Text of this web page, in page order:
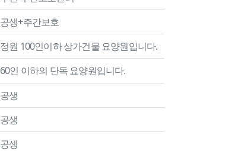
공생+주간보호
정원 100인이하 상가건물 요양원입니다.
60인 이하의 단독 요양원입니다.
공생
공생
공생